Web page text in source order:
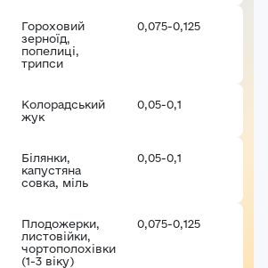
Гороховий
зерноїд,
попелиці,
трипси
0,075-0,125
Колорадський
жук
0,05-0,1
Білянки,
капустяна
совка, міль
0,05-0,1
Плодожерки,
листовійки,
чортополохівки
(1-3 віку)
0,075-0,125
Увійти